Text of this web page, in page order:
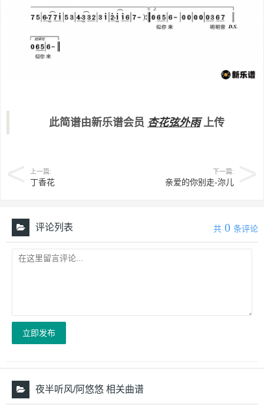
赌上七情换一场
年轻的感情都少有后来
却终归于尘埃
洒落在窗外
此简谱由新乐谱会员 杏花弦外雨上传
上一篇:
丁香花
下一篇:
亲爱的你别走-沵儿
共 0 条评论
评论列表
立即发布
夜半听风/阿悠悠 相关曲谱